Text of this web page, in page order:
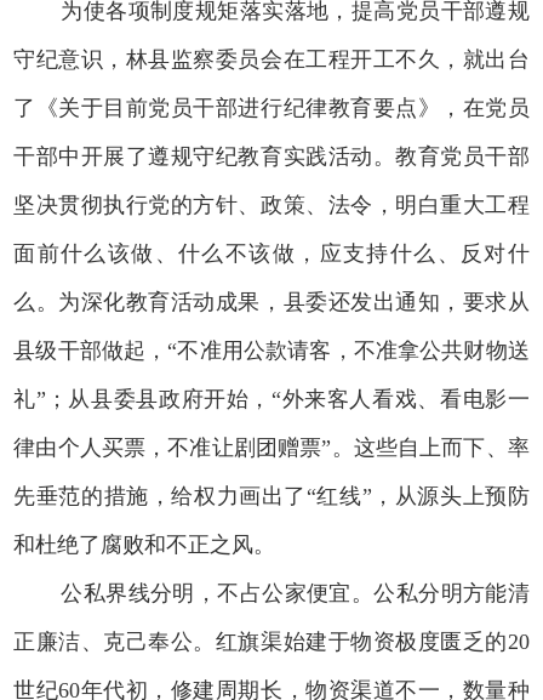
为使各项制度规矩落实落地，提高党员干部遵规
守纪意识，林县监察委员会在工程开工不久，就出台
了《关于目前党员干部进行纪律教育要点》，在党员
干部中开展了遵规守纪教育实践活动。教育党员干部
坚决贯彻执行党的方针、政策、法令，明白重大工程
面前什么该做、什么不该做，应支持什么、反对什
么。为深化教育活动成果，县委还发出通知，要求从
县级干部做起，“不准用公款请客，不准拿公共财物送
礼”；从县委县政府开始，“外来客人看戏、看电影一
律由个人买票，不准让剧团赠票”。这些自上而下、率
先垂范的措施，给权力画出了“红线”，从源头上预防
和杜绝了腐败和不正之风。
公私界线分明，不占公家便宜。公私分明方能清
正廉洁、克己奉公。红旗渠始建于物资极度匮乏的20
世纪60年代初，修建周期长，物资渠道不一，数量种